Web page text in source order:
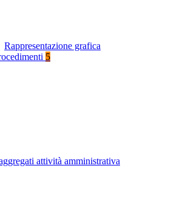
Rappresentazione grafica
5
attività amministrativa